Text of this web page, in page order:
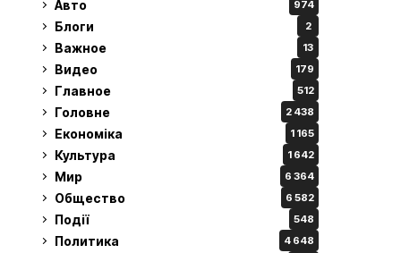
Авто 974
Блоги 2
Важное 13
Видео 179
Главное 512
Головне 2 438
Економіка 1 165
Культура 1 642
Мир 6 364
Общество 6 582
Події 548
Политика 4 648